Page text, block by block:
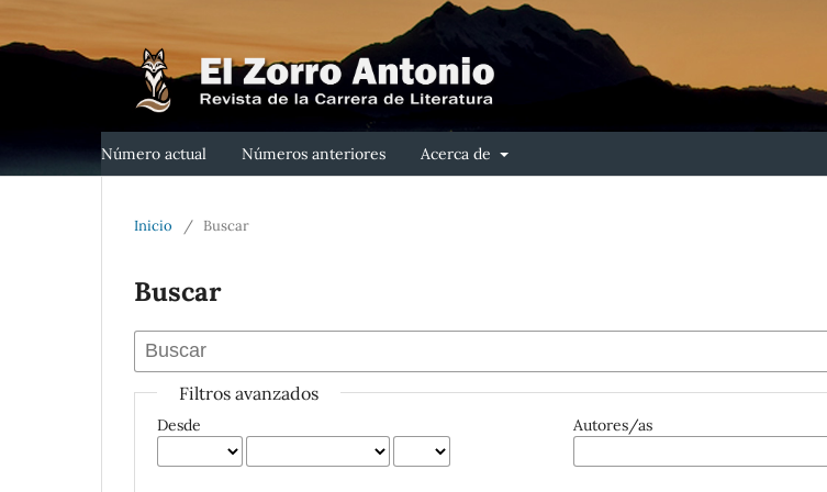
Número actual Números anteriores Acerca de
Inicio / Buscar
Buscar
Filtros avanzados
Desde Autores/as